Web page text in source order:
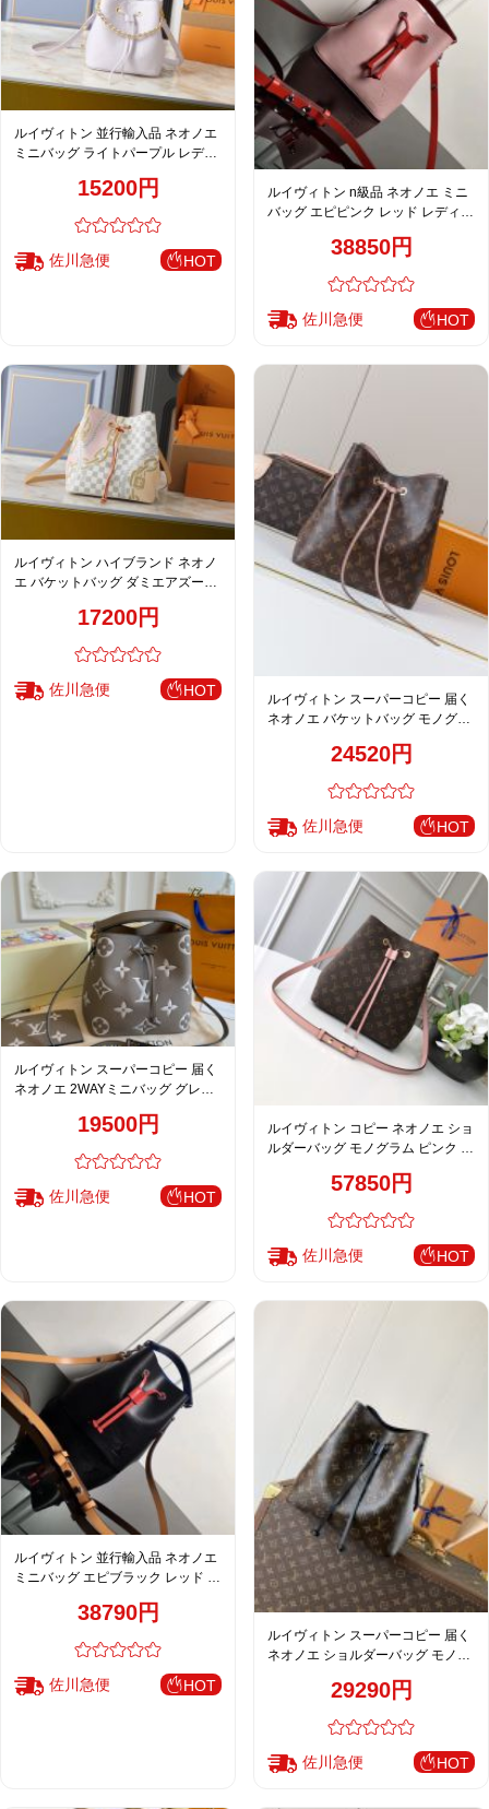
ルイヴィトン 並行輸入品 ネオノエ
ミニバッグ ライトパープル レディ
15200円
佐川急便 HOT
ルイヴィトン n級品 ネオノエ ミニ
バッグ エピピンク レッド レディー
38850円
佐川急便 HOT
ルイヴィトン ハイブランド ネオノ
エ バケットバッグ ダミエアズール
17200円
佐川急便 HOT
ルイヴィトン スーパーコピー 届く
ネオノエ バケットバッグ モノグラ
24520円
佐川急便 HOT
ルイヴィトン スーパーコピー 届く
ネオノエ 2WAYミニバッグ グレー
19500円
佐川急便 HOT
ルイヴィトン コピー ネオノエ ショ
ルダーバッグ モノグラム ピンク レ
57850円
佐川急便 HOT
ルイヴィトン 並行輸入品 ネオノエ
ミニバッグ エピブラック レッド レ
38790円
佐川急便 HOT
ルイヴィトン スーパーコピー 届く
ネオノエ ショルダーバッグ モノグ
29290円
佐川急便 HOT